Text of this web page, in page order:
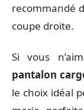
recommandé
coupe droite.
Si vous
pantalon
le choix idéal